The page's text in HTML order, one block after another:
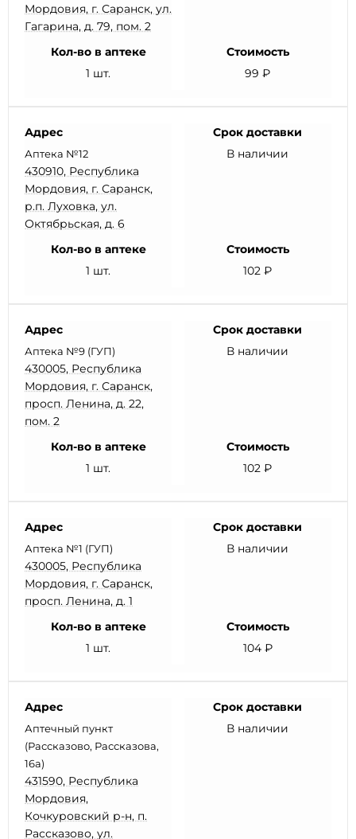
Мордовия, г. Саранск, ул.
Гагарина, д. 79, пом. 2
Кол-во в аптеке
1 шт.
Стоимость
99 ₽
Адрес
Аптека №12
430910, Республика
Мордовия, г. Саранск,
р.п. Луховка, ул.
Октябрьская, д. 6
Срок доставки
В наличии
Кол-во в аптеке
1 шт.
Стоимость
102 ₽
Адрес
Аптека №9 (ГУП)
430005, Республика
Мордовия, г. Саранск,
просп. Ленина, д. 22,
пом. 2
Срок доставки
В наличии
Кол-во в аптеке
1 шт.
Стоимость
102 ₽
Адрес
Аптека №1 (ГУП)
430005, Республика
Мордовия, г. Саранск,
просп. Ленина, д. 1
Срок доставки
В наличии
Кол-во в аптеке
1 шт.
Стоимость
104 ₽
Адрес
Аптечный пункт
(Рассказово, Рассказова,
16а)
431590, Республика
Мордовия,
Кочкуровский р-н, п.
Рассказово, ул.
Срок доставки
В наличии